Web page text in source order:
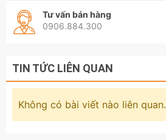
Tư vấn bán hàng
0906.884.300
TIN TỨC LIÊN QUAN
Không có bài viết nào liên quan.